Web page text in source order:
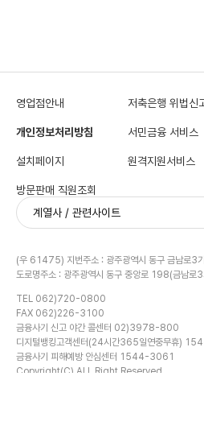
영업점안내 저축은행 위법신
개인정보처리방침 서민금융 서비스
설치페이지 원격지원서비스
방문판매 직원조회
계열사 / 관련사이트
(우 61475) 지번주소 : 광주광역시 동구 금남로3
도로명주소 : 광주광역시 동구 중앙로 198(금남로
TEL 062)720-0800
FAX 062)226-3100
금융사기 신고 야간 콜센터 02)3978-800
디지털뱅킹고객센터(24시간365일연중무휴)
금융사기 피해예방 안심센터 1544-3061
Copyright(C) ALL Right Reserved.